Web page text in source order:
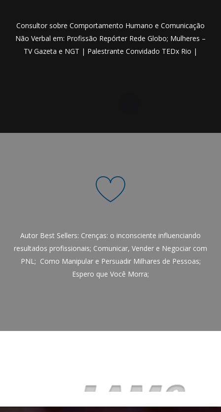
Consultor sobre Comportamento Humano e Comunicação
Não Verbal em: Profissão Repórter Rede Globo; Mulheres –
TV Gazeta e NGT | Palestrante Convidado TEDx Rio |
Autor Best Sellers: Crenças: o inconsciente influenciando
resultados profissionais; Comunicar, Vender e Negociar com
PNL; Como Manipular e Persuadir Milhares de Pessoas;
Espero que Você Morra;